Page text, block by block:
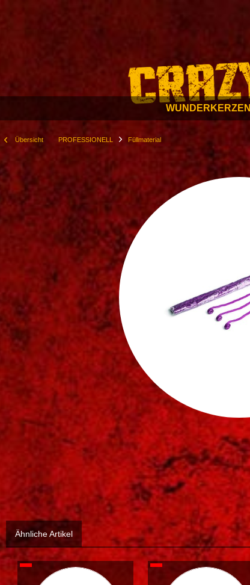
WUNDERKERZEN
Übersicht PROFESSIONELL Füllmaterial
Ähnliche Artikel